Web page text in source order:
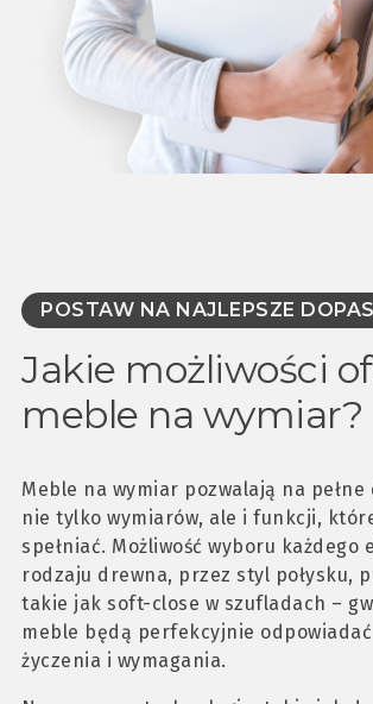
POSTAW NA NAJLEPSZE
Jakie możliwości
meble na wymiar?
Meble na wymiar pozwalają na pełne
nie tylko wymiarów, ale i funkcji,
spełniać. Możliwość wyboru każdego
rodzaju drewna, przez styl połysku,
takie jak soft-close w szufladach –
meble będą perfekcyjnie odpowiadać
życzenia i wymagania.